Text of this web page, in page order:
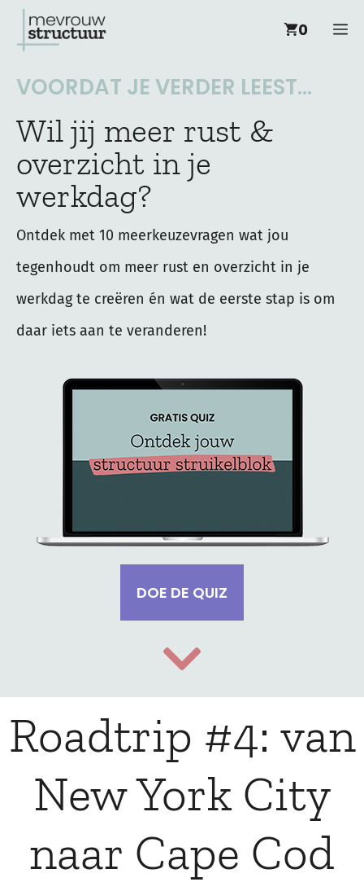
naar
0
VOORDAT JE VERDER LEEST...
Wil jij meer rust &
overzicht in je
werkdag?
Ontdek met 10 meerkeuzevragen wat jou
tegenhoudt om meer rust en overzicht in je
werkdag te creëren én wat de eerste stap is om
daar iets aan te veranderen!
DOE DE QUIZ
Roadtrip #4: van
New York City
naar Cape Cod